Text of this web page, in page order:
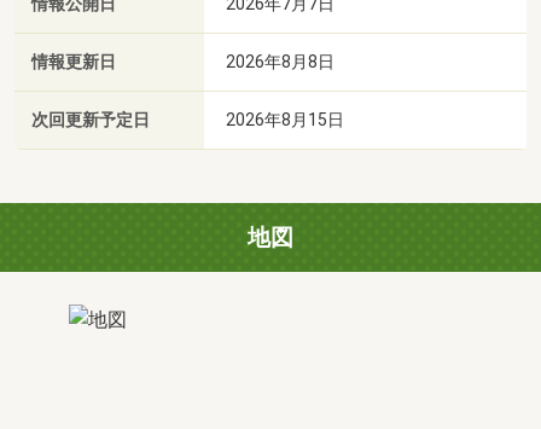
情報更新日 2026年8月8日
次回更新予定日 2026年8月15日
地図